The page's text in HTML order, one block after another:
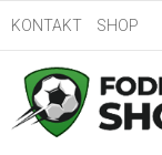
KONTAKT SHOP